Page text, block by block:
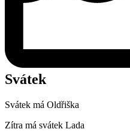
Svátek
Svátek má Oldřiška
Zítra má svátek Lada